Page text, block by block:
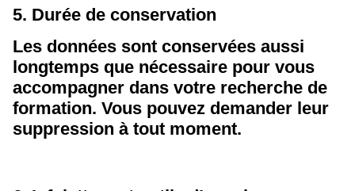
5. Durée de conservation
Les données sont conservées aussi
longtemps que nécessaire pour vous
accompagner dans votre recherche de
formation. Vous pouvez demander leur
suppression à tout moment.